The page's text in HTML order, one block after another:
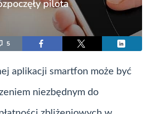
pilota
5
aplikacji smartfon może być
niezbędnym do